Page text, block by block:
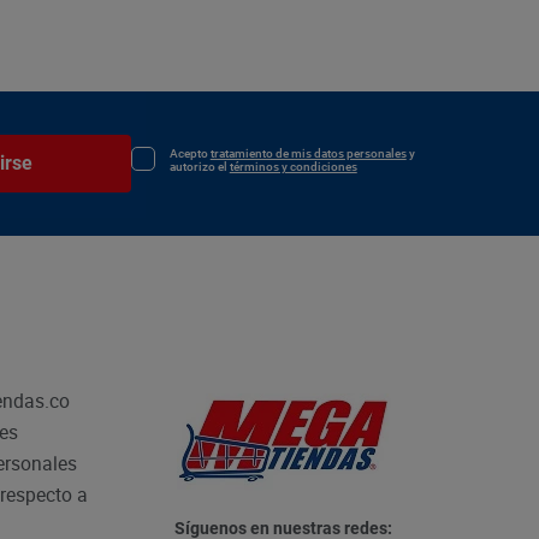
Aceptotratamiento de mis datos personalesy
autorizo el términos y condiciones
a
Síguenos en nuestras redes: